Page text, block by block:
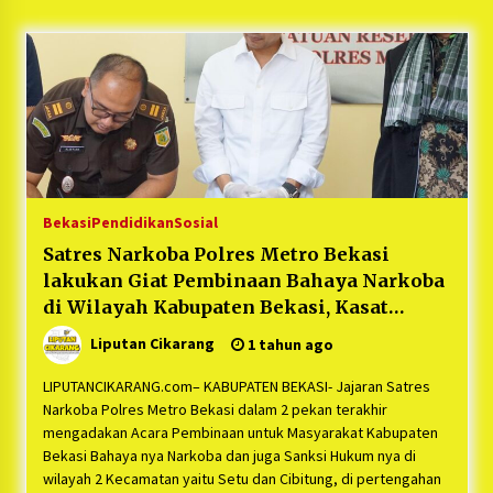
5 bulan ago
PNM Hadir dalam Setiap Langkah Dikha, Penari
Aura Farming yang Viral Ternyata Anak
Nasabah PNM Mekaar
1 tahun ago
Duh Kacau Banget, Karena Kecewa Tak Dapat
Fasilitas yang Sesuai, Para Peserta Retret
Sebelum Waktunya
1 tahun ago
Kartini Penggerak Lingkungan dari Sampah
1 tahun ago
PNM Berangkatkan Ratusan Peserta : Mudik
Aman Sampai Tujuan BUMN 2025
1 tahun ago
Ketua Umum Jurpala KOSMI Indonesia Gilang
BekasiPendidikanSosial
Satres Narkoba Polres Metro Bekasi
lakukan Giat Pembinaan Bahaya Narkoba
di Wilayah Kabupaten Bekasi, Kasat
Narkoba Kompol Jerico : “Bentuk
Kepedulian Polisi Kepada Masyarakat”
Liputan Cikarang 1 tahun ago
LIPUTANCIKARANG.com– KABUPATEN BEKASI- Jajaran Satres
Narkoba Polres Metro Bekasi dalam 2 pekan terakhir
mengadakan Acara Pembinaan untuk Masyarakat Kabupaten
Bekasi Bahaya nya Narkoba dan juga Sanksi Hukum nya di
wilayah 2 Kecamatan yaitu Setu dan Cibitung, di pertengahan